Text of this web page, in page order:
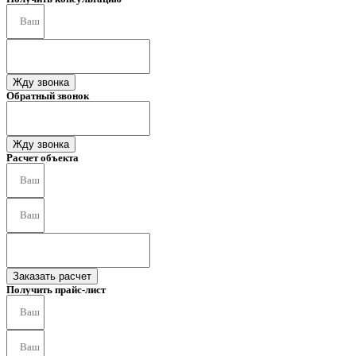
Жду звонка
Обратный звонок
Жду звонка
Расчет объекта
Заказать расчет
Получить прайс-лист